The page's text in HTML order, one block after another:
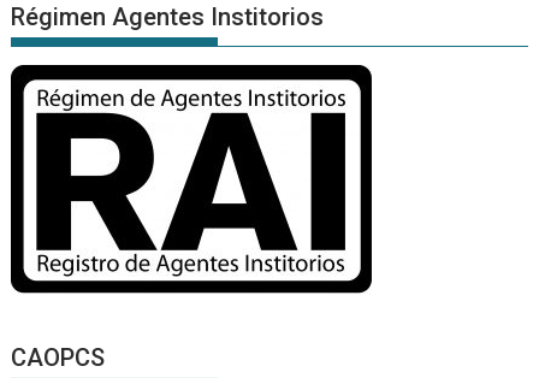
Régimen Agentes Institorios
CAOPCS